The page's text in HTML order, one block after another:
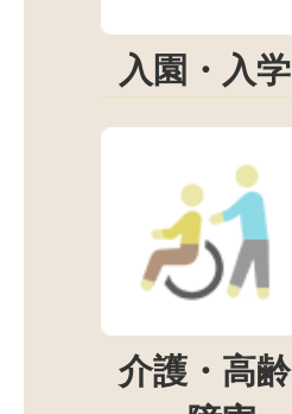
入園・入学
介護・高齢